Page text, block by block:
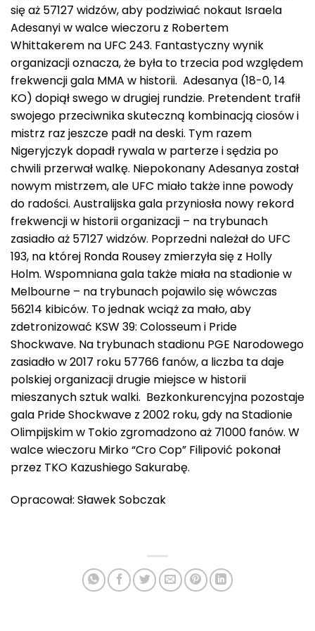
się aż 57127 widzów, aby podziwiać nokaut Israela
Adesanyi w walce wieczoru z Robertem
Whittakerem na UFC 243. Fantastyczny wynik
organizacji oznacza, że była to trzecia pod względem
frekwencji gala MMA w historii. Adesanya (18-0, 14
KO) dopiął swego w drugiej rundzie. Pretendent trafił
swojego przeciwnika skuteczną kombinacją ciosów i
mistrz raz jeszcze padł na deski. Tym razem
Nigeryjczyk dopadł rywala w parterze i sędzia po
chwili przerwał walkę. Niepokonany Adesanya został
nowym mistrzem, ale UFC miało także inne powody
do radości. Australijska gala przyniosła nowy rekord
frekwencji w historii organizacji – na trybunach
zasiadło aż 57127 widzów. Poprzedni należał do UFC
193, na której Ronda Rousey zmierzyła się z Holly
Holm. Wspomniana gala także miała na stadionie w
Melbourne – na trybunach pojawilo się wówczas
56214 kibiców. To jednak wciąż za mało, aby
zdetronizować KSW 39: Colosseum i Pride
Shockwave. Na trybunach stadionu PGE Narodowego
zasiadło w 2017 roku 57766 fanów, a liczba ta daje
polskiej organizacji drugie miejsce w historii
mieszanych sztuk walki. Bezkonkurencyjna pozostaje
gala Pride Shockwave z 2002 roku, gdy na Stadionie
Olimpijskim w Tokio zgromadzono aż 71000 fanów. W
walce wieczoru Mirko “Cro Cop” Filipović pokonał
przez TKO Kazushiego Sakurabę.
Opracował: Sławek Sobczak